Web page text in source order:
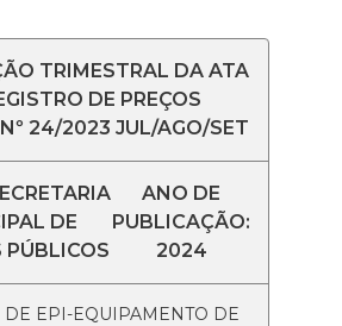
TRIMESTRAL DA ATA
DE PREÇOS
Nº 24/2023 JUL/AGO/SET
DE
PÚBLICOS
ANO DE
PUBLICAÇÃO:
2024
DE EPI-EQUIPAMENTO DE